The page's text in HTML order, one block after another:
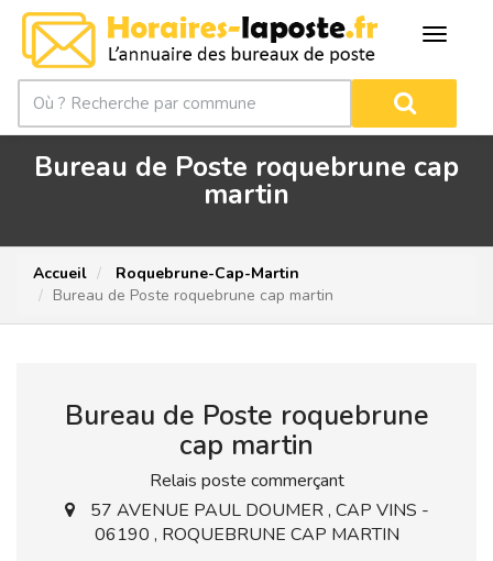
Bureau de Poste roquebrune cap
martin
Accueil
Roquebrune-Cap-Martin
Bureau de Poste roquebrune cap martin
Bureau de Poste roquebrune
cap martin
Relais poste commerçant
57 AVENUE PAUL DOUMER , CAP VINS -
06190 , ROQUEBRUNE CAP MARTIN